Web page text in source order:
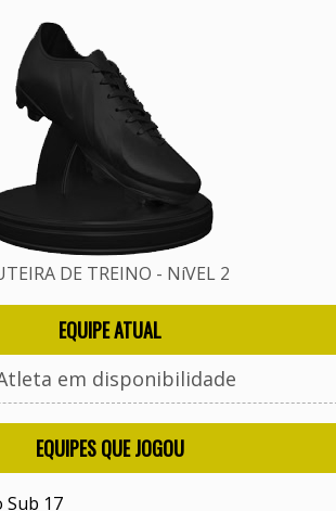
DE TREINO - NíVEL 2
EQUIPE ATUAL
em disponibilidade
EQUIPES QUE JOGOU
Sub 17